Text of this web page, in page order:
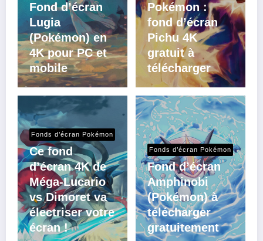
Fond d’écran
Lugia
(Pokémon) en
4K pour PC et
mobile
Pokémon :
fond d’écran
Pichu 4K
gratuit à
télécharger
Fonds d’écran Pokémon
Ce fond
d’écran 4K de
Méga-Lucario
vs Dimoret va
électriser votre
écran !
Fonds d’écran Pokémon
Fond d’écran
Amphinobi
(Pokémon) à
télécharger
gratuitement